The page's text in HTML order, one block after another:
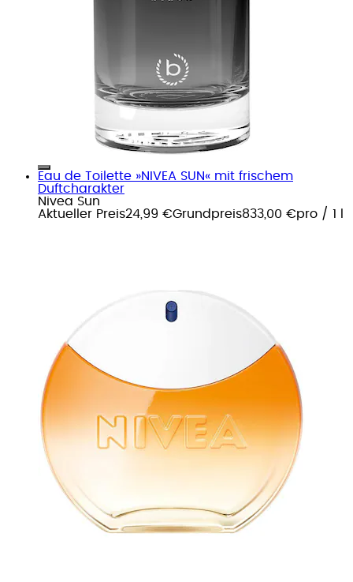
Eau de Toilette »NIVEA SUN« mit frischem
Duftcharakter
Nivea Sun
Aktueller Preis24,99 €Grundpreis833,00 €pro / 1 l